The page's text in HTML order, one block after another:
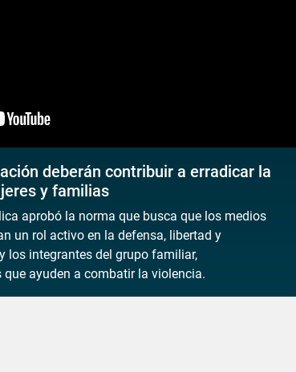
deberán contribuir a erradicar la
y familias
aprobó la norma que busca que los medios
un rol activo en la defensa, libertad y
los integrantes del grupo familiar,
ayuden a combatir la violencia.